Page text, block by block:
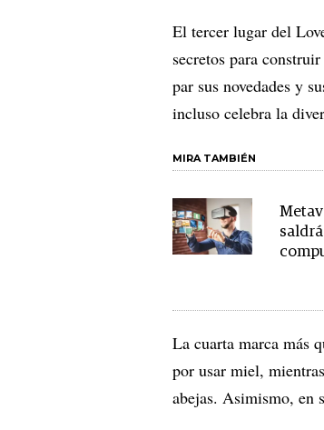
El tercer lugar del
secretos para
par sus novedades y
incluso celebra la
MIRA TAMBIÉN
La cuarta marca más
por usar miel,
abejas. Asimismo, en